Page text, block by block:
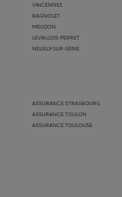
VINCENNES
BAGNOLET
MEUDON
LEVALLOIS-PERRET
NEUILLY-SUR-SEINE
ASSURANCE STRASBOURG
ASSURANCE TOULON
ASSURANCE TOULOUSE